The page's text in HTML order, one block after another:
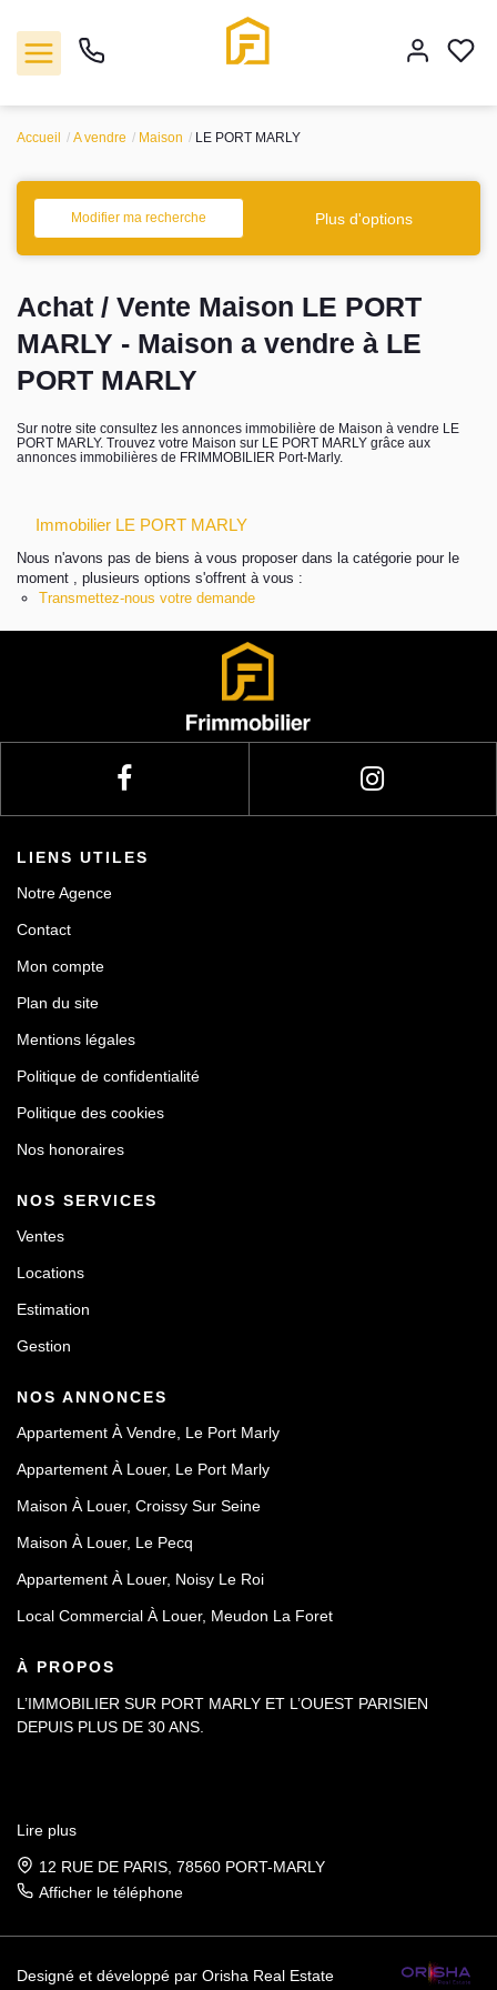
Vente
Location
Biens vendus
Gestion
Estimation
Actualités
Contact
Accueil A vendre Maison LE PORT MARLY
Modifier ma recherche Plus d'options
Achat / Vente Maison LE PORT
MARLY - Maison a vendre à LE
PORT MARLY
Sur notre site consultez les annonces immobilière de Maison à vendre LE
PORT MARLY. Trouvez votre Maison sur LE PORT MARLY grâce aux
annonces immobilières de FRIMMOBILIER Port-Marly.
Immobilier LE PORT MARLY
Nous n'avons pas de biens à vous proposer dans la catégorie pour le
moment , plusieurs options s'offrent à vous :
Transmettez-nous votre demande
LIENS UTILES
Notre Agence
Contact
Mon compte
Plan du site
Mentions légales
Politique de confidentialité
Politique des cookies
Nos honoraires
NOS SERVICES
Ventes
Locations
Estimation
Gestion
NOS ANNONCES
Appartement À Vendre, Le Port Marly
Appartement À Louer, Le Port Marly
Maison À Louer, Croissy Sur Seine
Maison À Louer, Le Pecq
Appartement À Louer, Noisy Le Roi
Local Commercial À Louer, Meudon La Foret
À PROPOS
L’IMMOBILIER SUR PORT MARLY ET L’OUEST PARISIEN
DEPUIS PLUS DE 30 ANS.
Lire plus
12 RUE DE PARIS, 78560 PORT-MARLY
Afficher le téléphone
Designé et développé par Orisha Real Estate